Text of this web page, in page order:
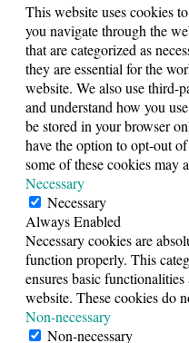
This website uses cookies
you navigate through the
that are categorized as
they are essential for the
website. We also use third-
and understand how you
be stored in your browser
have the option to opt-out
some of these cookies may
Necessary
Necessary
Always Enabled
Necessary cookies are
function properly. This
ensures basic
website. These cookies do
Non-necessary
Non-necessary